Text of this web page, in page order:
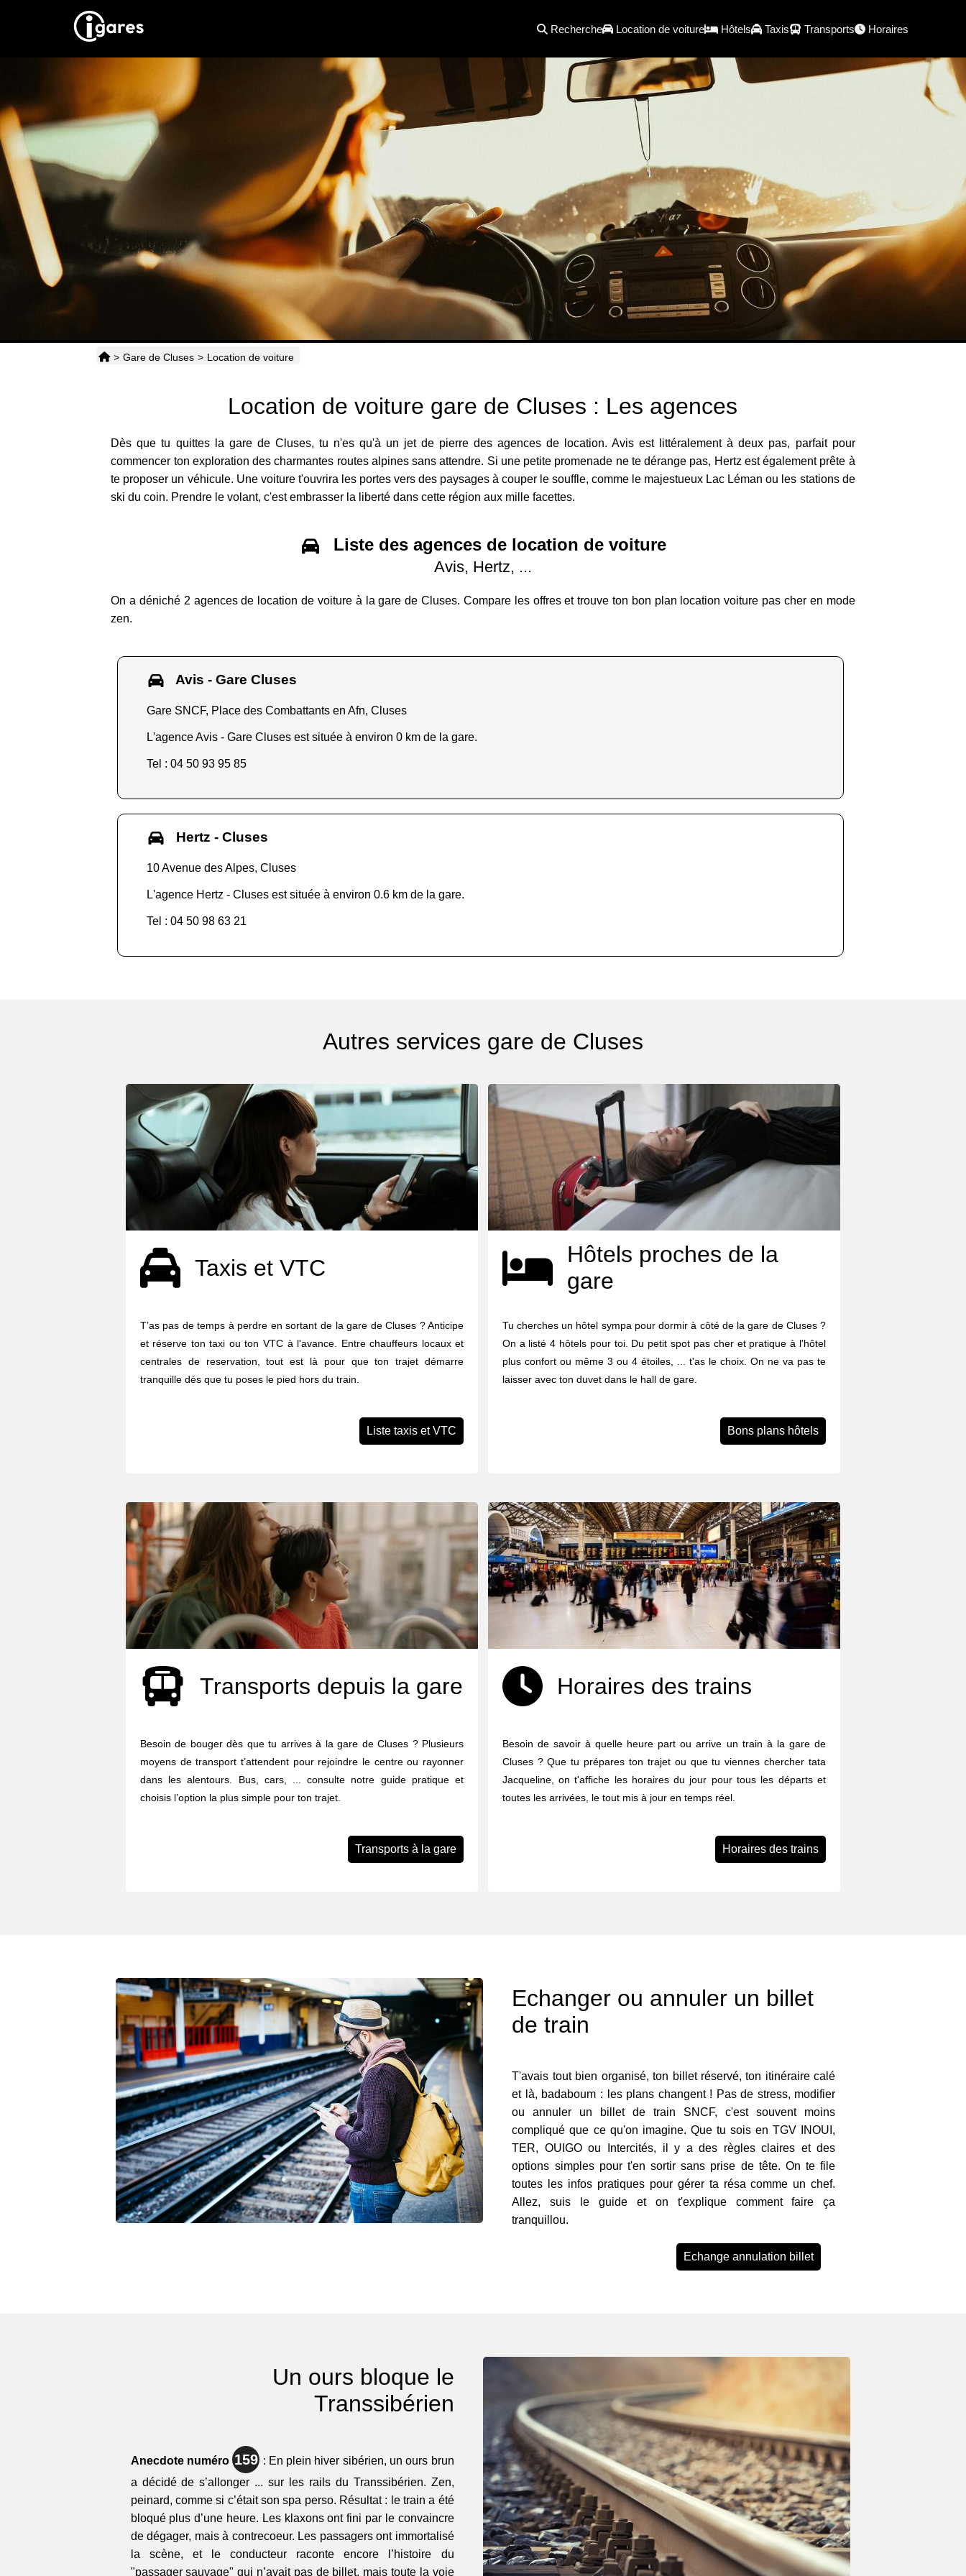
Recherche Location de voiture Hôtels Taxis Transports Horaires
> Gare de Cluses > Location de voiture
Location de voiture gare de Cluses : Les agences
Dès que tu quittes la gare de Cluses, tu n'es qu'à un jet de pierre des agences de location. Avis est littéralement à deux pas, parfait pour
commencer ton exploration des charmantes routes alpines sans attendre. Si une petite promenade ne te dérange pas, Hertz est également prête à
te proposer un véhicule. Une voiture t'ouvrira les portes vers des paysages à couper le souffle, comme le majestueux Lac Léman ou les stations de
ski du coin. Prendre le volant, c'est embrasser la liberté dans cette région aux mille facettes.
Liste des agences de location de voiture
Avis, Hertz, ...
On a déniché 2 agences de location de voiture à la gare de Cluses. Compare les offres et trouve ton bon plan location voiture pas cher en mode
zen.
Avis - Gare Cluses
Gare SNCF, Place des Combattants en Afn, Cluses
L'agence Avis - Gare Cluses est située à environ 0 km de la gare.
Tel : 04 50 93 95 85
Hertz - Cluses
10 Avenue des Alpes, Cluses
L'agence Hertz - Cluses est située à environ 0.6 km de la gare.
Tel : 04 50 98 63 21
Autres services gare de Cluses
Taxis et VTC
T’as pas de temps à perdre en sortant de la gare de Cluses ? Anticipe
et réserve ton taxi ou ton VTC à l'avance. Entre chauffeurs locaux et
centrales de reservation, tout est là pour que ton trajet démarre
tranquille dès que tu poses le pied hors du train.
Liste taxis et VTC
Hôtels proches de la
gare
Tu cherches un hôtel sympa pour dormir à côté de la gare de Cluses ?
On a listé 4 hôtels pour toi. Du petit spot pas cher et pratique à l'hôtel
plus confort ou même 3 ou 4 étoiles, ... t'as le choix. On ne va pas te
laisser avec ton duvet dans le hall de gare.
Bons plans hôtels
Transports depuis la gare
Besoin de bouger dès que tu arrives à la gare de Cluses ? Plusieurs
moyens de transport t’attendent pour rejoindre le centre ou rayonner
dans les alentours. Bus, cars, ... consulte notre guide pratique et
choisis l’option la plus simple pour ton trajet.
Transports à la gare
Horaires des trains
Besoin de savoir à quelle heure part ou arrive un train à la gare de
Cluses ? Que tu prépares ton trajet ou que tu viennes chercher tata
Jacqueline, on t'affiche les horaires du jour pour tous les départs et
toutes les arrivées, le tout mis à jour en temps réel.
Horaires des trains
Echanger ou annuler un billet
de train
T'avais tout bien organisé, ton billet réservé, ton itinéraire calé
et là, badaboum : les plans changent ! Pas de stress, modifier
ou annuler un billet de train SNCF, c'est souvent moins
compliqué que ce qu'on imagine. Que tu sois en TGV INOUI,
TER, OUIGO ou Intercités, il y a des règles claires et des
options simples pour t'en sortir sans prise de tête. On te file
toutes les infos pratiques pour gérer ta résa comme un chef.
Allez, suis le guide et on t'explique comment faire ça
tranquillou.
Echange annulation billet
Un ours bloque le
Transsibérien
Anecdote numéro 159 : En plein hiver sibérien, un ours brun
a décidé de s’allonger ... sur les rails du Transsibérien. Zen,
peinard, comme si c’était son spa perso. Résultat : le train a été
bloqué plus d’une heure. Les klaxons ont fini par le convaincre
de dégager, mais à contrecoeur. Les passagers ont immortalisé
la scène, et le conducteur raconte encore l’histoire du
"passager sauvage" qui n’avait pas de billet, mais toute la voie